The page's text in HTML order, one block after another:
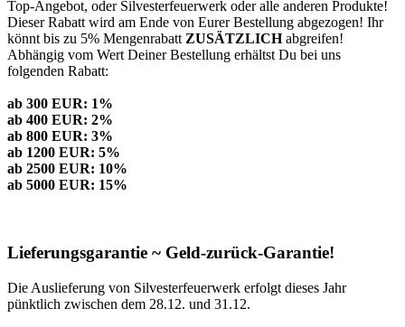
Top-Angebot, oder Silvesterfeuerwerk oder alle anderen Produkte!
Dieser Rabatt wird am Ende von Eurer Bestellung abgezogen! Ihr
könnt bis zu 5% Mengenrabatt ZUSÄTZLICHabgreifen!
Abhängig vom Wert Deiner Bestellung erhältst Du bei uns
folgenden Rabatt:
ab 300 EUR: 1%
ab 400 EUR: 2%
ab 800 EUR: 3%
ab 1200 EUR: 5%
ab 2500 EUR: 10%
ab 5000 EUR: 15%
Lieferungsgarantie ~ Geld-zurück-Garantie!
Die Auslieferung von Silvesterfeuerwerk erfolgt dieses Jahr
pünktlich zwischen dem 28.12. und 31.12.